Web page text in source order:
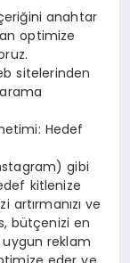
anahtar
optimize
sitelerinden
Hedef
gibi
kitlenize
artırmanızı ve
bütçenizi en
reklam